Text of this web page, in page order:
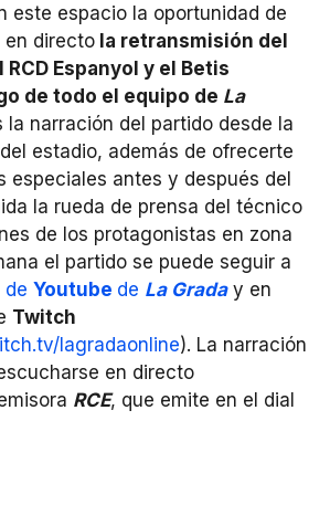
este espacio la oportunidad de
directo la retransmisión del
Espanyol y el Betis
de todo el equipo de La
la narración del partido desde la
estadio, además de ofrecerte
especiales antes y después del
la rueda de prensa del técnico
de los protagonistas en zona
el partido se puede seguir a
de Youtube de La Graday en
Twitch
lagradaonline). La narración
en directo
RCE, que emite en el dial